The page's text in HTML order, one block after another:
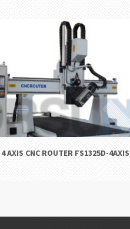
AXIS CNC ROUTER FS1325D-4AXIS